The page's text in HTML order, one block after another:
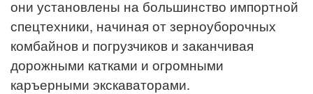
они установлены на большинство импортной
спецтехники, начиная от зерноуборочных
комбайнов и погрузчиков и заканчивая
дорожными катками и огромными
каръерными экскаваторами.